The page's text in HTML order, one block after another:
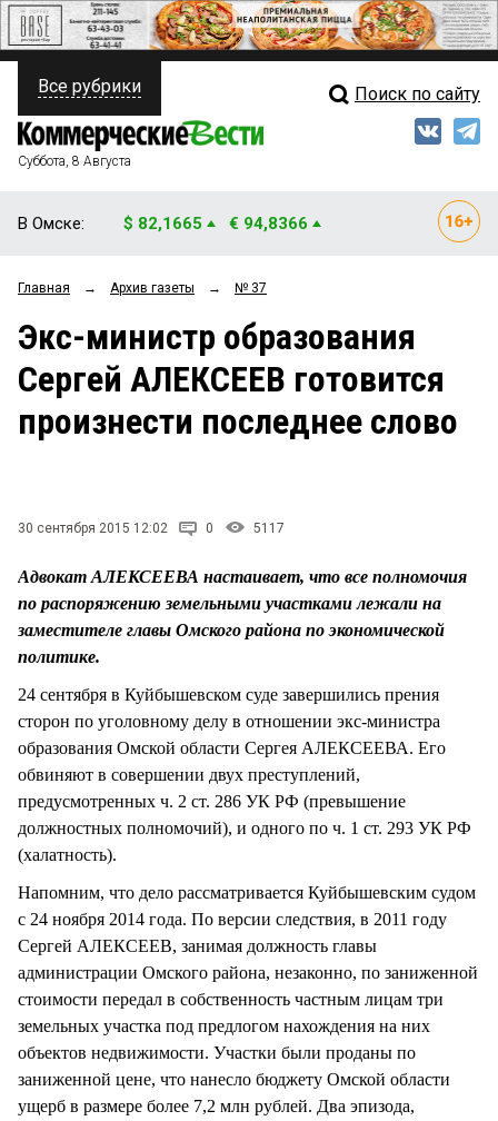
ПОЛИТИКА
ФИНАНСЫ
ОБЩЕСТВО
ЗАКОН
НОВОСТИ КОМПАНИЙ
Свежий выпуск
Рейтинги
Блоги
Архив
Все рубрики Поиск по сайту
Суббота, 8 Августа
В Омске: $ 82,1665 € 94,8366
Главная → Архив газеты → № 37
Экс-министр образования
Сергей АЛЕКСЕЕВ готовится
произнести последнее слово
30 сентября 2015 12:02 0 5117
Адвокат АЛЕКСЕЕВА настаивает, что все полномочия
по распоряжению земельными участками лежали на
заместителе главы Омского района по экономической
политике.
24 сентября в Куйбышевском суде завершились прения
сторон по уголовному делу в отношении экс-министра
образования Омской области Сергея АЛЕКСЕЕВА. Его
обвиняют в совершении двух преступлений,
предусмотренных ч. 2 ст. 286 УК РФ (превышение
должностных полномочий), и одного по ч. 1 ст. 293 УК РФ
(халатность).
Напомним, что дело рассматривается Куйбышевским судом
с 24 ноября 2014 года. По версии следствия, в 2011 году
Сергей АЛЕКСЕЕВ, занимая должность главы
администрации Омского района, незаконно, по заниженной
стоимости передал в собственность частным лицам три
земельных участка под предлогом нахождения на них
объектов недвижимости. Участки были проданы по
заниженной цене, что нанесло бюджету Омской области
ущерб в размере более 7,2 млн рублей. Два эпизода,